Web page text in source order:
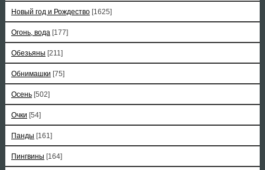
Новый год и Рождество [1625]
Огонь, вода [177]
Обезьяны [211]
Обнимашки [75]
Осень [502]
Очки [54]
Панды [161]
Пингвины [164]